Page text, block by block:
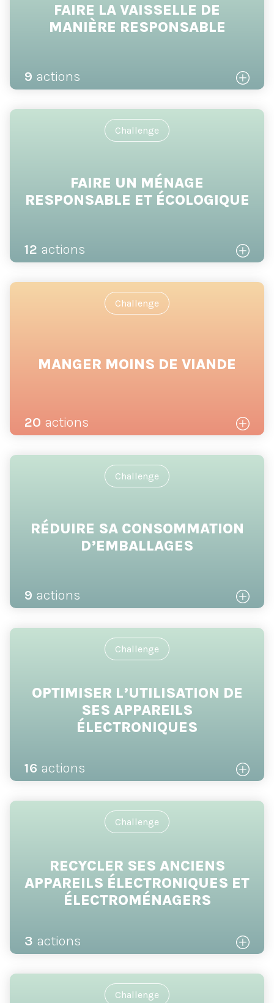
FAIRE LA VAISSELLE DE
MANIÈRE RESPONSABLE
9 actions
Challenge
FAIRE UN MÉNAGE
RESPONSABLE ET ÉCOLOGIQUE
12 actions
Challenge
MANGER MOINS DE VIANDE
20 actions
Challenge
RÉDUIRE SA CONSOMMATION
D’EMBALLAGES
9 actions
Challenge
OPTIMISER L’UTILISATION DE
SES APPAREILS
ÉLECTRONIQUES
16 actions
Challenge
RECYCLER SES ANCIENS
APPAREILS ÉLECTRONIQUES ET
ÉLECTROMÉNAGERS
3 actions
Challenge